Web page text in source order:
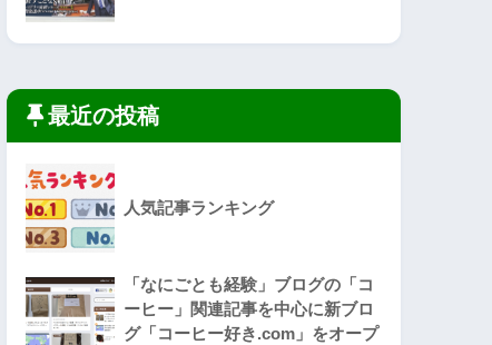
最近の投稿
人気記事ランキング
「なにごとも経験」ブログの「コ
ーヒー」関連記事を中心に新ブロ
グ「コーヒー好き.com」をオープ